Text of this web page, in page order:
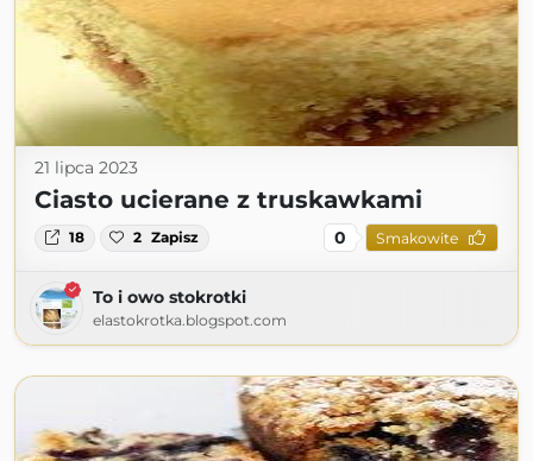
21 lipca 2023
Ciasto ucierane z truskawkami
18 2 Zapisz 0 Smakowite
To i owo stokrotki
elastokrotka.blogspot.com